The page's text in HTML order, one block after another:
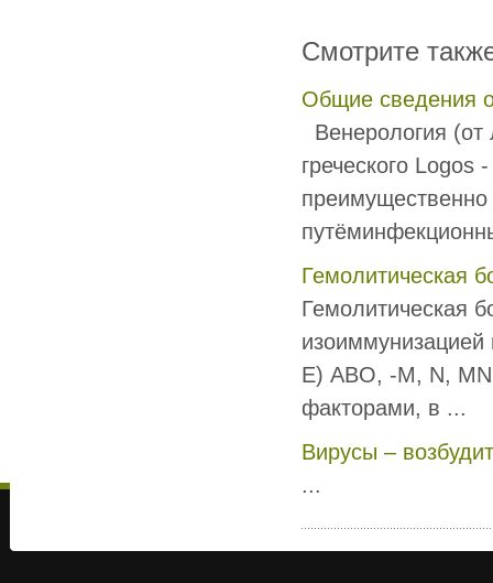
Смотрите
Общие сведения
Венерология (от
греческого Logos
Гемолитическая
Гемолитическая
Е) ABO, -M, N,
факторами, в ...
Вирусы –
...